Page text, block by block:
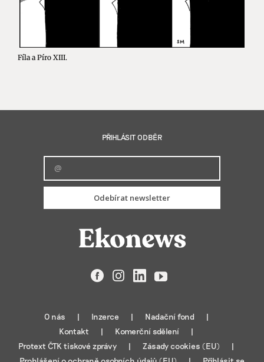
Fíla a Píro XIII.
PŘIHLÁSIT ODBĚR
Odebírat newsletter
FacebookInstagramLinkedIn
YouTube
O nás Inzerce
Nadační fond
Kontakt
Komerční sdělení
Protext ČTK tiskové zprávy
Zásady cookies (EU)